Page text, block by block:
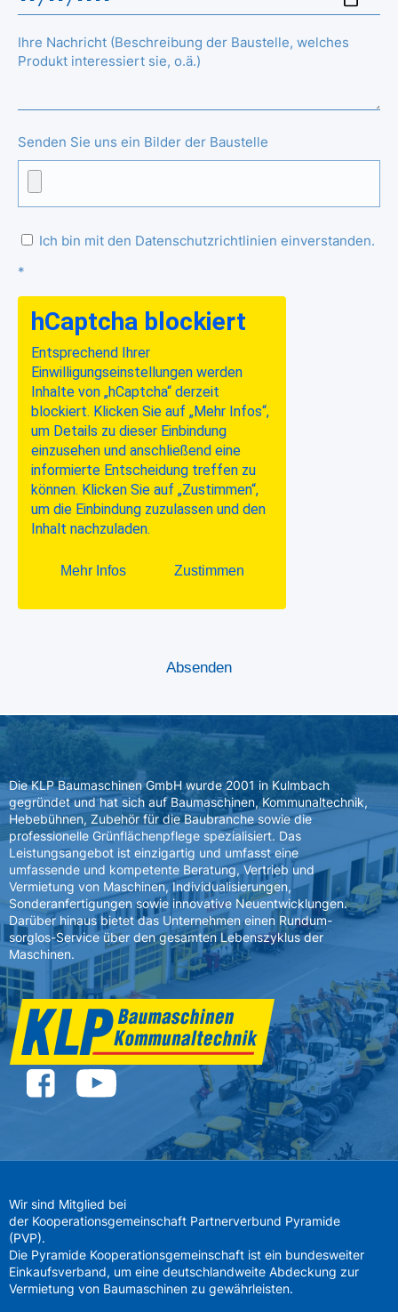
Ihre Nachricht (Beschreibung der Baustelle, welches
Produkt interessiert sie, o.ä.)
Senden Sie uns ein Bilder der Baustelle
Ich bin mit den Datenschutzrichtlinien einverstanden.
*
Die KLP Baumaschinen GmbH wurde 2001 in Kulmbach
gegründet und hat sich auf Baumaschinen, Kommunaltechnik,
Hebebühnen, Zubehör für die Baubranche sowie die
professionelle Grünflächenpflege spezialisiert. Das
Leistungsangebot ist einzigartig und umfasst eine
umfassende und kompetente Beratung, Vertrieb und
Vermietung von Maschinen, Individualisierungen,
Sonderanfertigungen sowie innovative Neuentwicklungen.
Darüber hinaus bietet das Unternehmen einen Rundum-
sorglos-Service über den gesamten Lebenszyklus der
Maschinen.
Wir sind Mitglied bei
der Kooperationsgemeinschaft Partnerverbund Pyramide
(PVP).
Die Pyramide Kooperationsgemeinschaft ist ein bundesweiter
Einkaufsverband, um eine deutschlandweite Abdeckung zur
Vermietung von Baumaschinen zu gewährleisten.